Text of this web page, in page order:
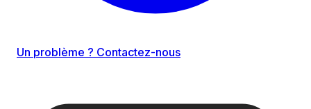
Un problème ? Contactez-nous